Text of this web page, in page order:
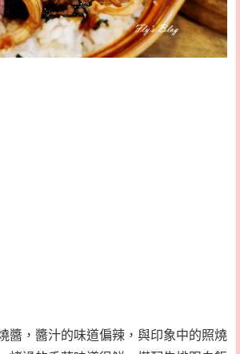
醬，醬汁的味道偏辣，與印象中的照燒